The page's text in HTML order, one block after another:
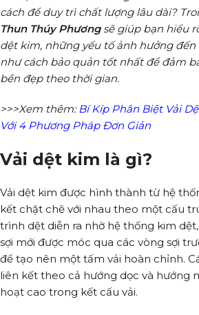
cách để duy trì chất lượng lâu dài?
Thun Thúy Phươngsẽ giúp bạn hiểu
dệt kim, những yếu tố ảnh hưởng
như cách bảo quản tốt nhất để đảm
bền đẹp theo thời gian.
>>>Xem thêm:Bí Kíp Phân Biệt Vải
Với 4 Phương Pháp Đơn Giản
Vải dệt kim là gì?
Vải dệt kim được hình thành từ hệ
kết chặt chẽ với nhau theo một cấu
trình dệt diễn ra nhờ hệ thống kim
sợi mới được móc qua các vòng sợi
để tạo nên một tấm vải hoàn chỉnh.
liên kết theo cả hướng dọc và hướng
hoạt cao trong kết cấu vải.